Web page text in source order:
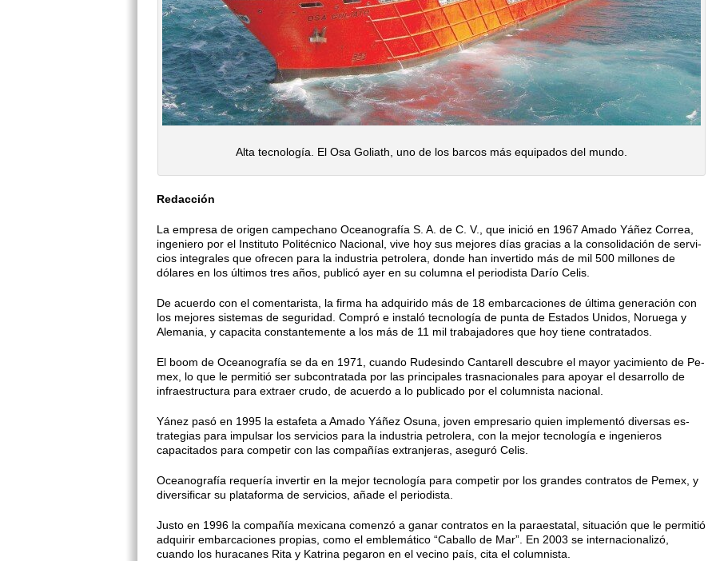
Alta tecnología. El Osa Goliath, uno de los barcos más equipados del mundo.
Redacción
La empresa de origen campechano Oceanografía S. A. de C. V., que ini­ció en 1967 Amado Yáñez Correa,
in­geniero por el Instituto Politécnico Nacional, vive hoy sus mejores días gracias a la consolidación de servi­
cios integrales que ofrecen para la industria petrolera, donde han in­vertido más de mil 500 millones de
dólares en los últimos tres años, pu­blicó ayer en su columna el periodis­ta Darío Celis.
De acuerdo con el comentarista, la firma ha adquirido más de 18 em­barcaciones de última generación con
los mejores sistemas de seguri­dad. Compró e instaló tecnología de punta de Estados Unidos, Noruega y
Alemania, y capacita constantemen­te a los más de 11 mil trabajadores que hoy tiene contratados.
El boom de Oceanografía se da en 1971, cuando Rudesindo Cantarell descubre el mayor yacimiento de Pe­
mex, lo que le permitió ser subcon­tratada por las principales trasna­cionales para apoyar el desarrollo de
infraestructura para extraer crudo, de acuerdo a lo publicado por el co­lumnista nacional.
Yánez pasó en 1995 la estafeta a Amado Yáñez Osuna, joven empre­sario quien implementó diversas es­
trategias para impulsar los servicios para la industria petrolera, con la me­jor tecnología e ingenieros
capacita­dos para competir con las compañías extranjeras, aseguró Celis.
Oceanografía requería invertir en la mejor tecnología para competir por los grandes contratos de Pemex, y
diversificar su plataforma de servi­cios, añade el periodista.
Justo en 1996 la compañía mexica­na comenzó a ganar contratos en la paraestatal, situación que le permitió
adquirir embarcaciones propias, co­mo el emblemático “Caballo de Mar”. En 2003 se internacionalizó,
cuando los huracanes Rita y Katrina pegaron en el vecino país, cita el columnista.